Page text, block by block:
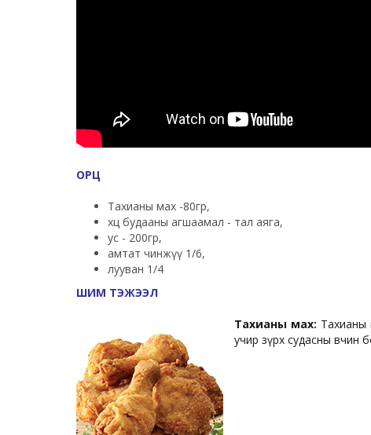
ОРЦ
Тахианы мах -80гр,
хөц будааны агшаамал - тал аяга,
ус - 200гр,
амтат чинжүү 1/6,
лууван 1/4
ШИМ ТЭЖЭЭЛ
Тахианы мах: Тахианы
учир зүрх судасны